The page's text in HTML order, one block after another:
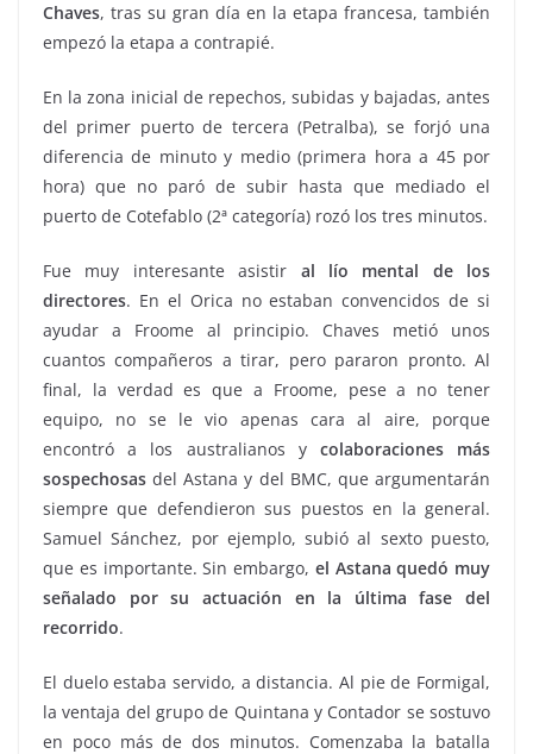
Chaves, tras su gran día en la etapa francesa, también
empezó la etapa a contrapié.
En la zona inicial de repechos, subidas y bajadas, antes
del primer puerto de tercera (Petralba), se forjó una
diferencia de minuto y medio (primera hora a 45 por
hora) que no paró de subir hasta que mediado el
puerto de Cotefablo (2ª categoría) rozó los tres minutos.
Fue muy interesante asistir al lío mental de los
directores. En el Orica no estaban convencidos de si
ayudar a Froome al principio. Chaves metió unos
cuantos compañeros a tirar, pero pararon pronto. Al
final, la verdad es que a Froome, pese a no tener
equipo, no se le vio apenas cara al aire, porque
encontró a los australianos y colaboraciones más
sospechosas del Astana y del BMC, que argumentarán
siempre que defendieron sus puestos en la general.
Samuel Sánchez, por ejemplo, subió al sexto puesto,
que es importante. Sin embargo, el Astana quedó muy
señalado por su actuación en la última fase del
recorrido.
El duelo estaba servido, a distancia. Al pie de Formigal,
la ventaja del grupo de Quintana y Contador se sostuvo
en poco más de dos minutos. Comenzaba la batalla